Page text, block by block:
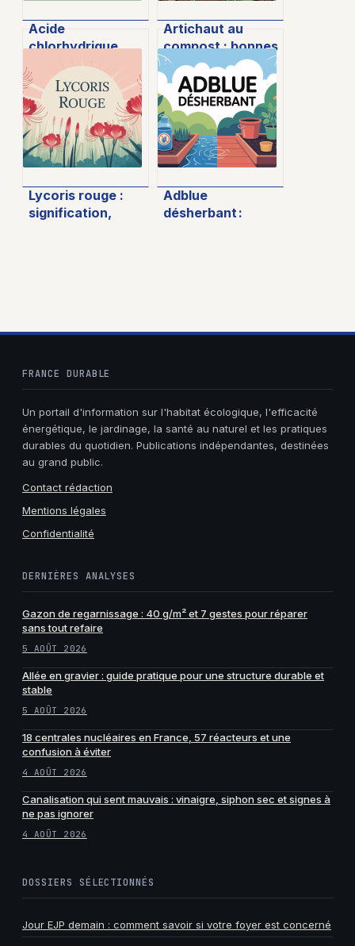
Acide
chlorhydrique
désherbant : ce
qu’il faut vraiment
savoir
Artichaut au
compost : bonnes
pratiques et
astuces efficaces
au jardin
Lycoris rouge :
signification,
Adblue
désherbant :
FRANCE DURABLE
Un portail d'information sur l'habitat écologique, l'efficacité
énergétique, le jardinage, la santé au naturel et les pratiques
durables du quotidien. Publications indépendantes, destinées
au grand public.
Contact rédaction
Mentions légales
Confidentialité
DERNIÈRES ANALYSES
Gazon de regarnissage : 40 g/m² et 7 gestes pour réparer
sans tout refaire
5 AOÛT 2026
Allée en gravier : guide pratique pour une structure durable et
stable
5 AOÛT 2026
18 centrales nucléaires en France, 57 réacteurs et une
confusion à éviter
4 AOÛT 2026
Canalisation qui sent mauvais : vinaigre, siphon sec et signes à
ne pas ignorer
4 AOÛT 2026
DOSSIERS SÉLECTIONNÉS
Jour EJP demain : comment savoir si votre foyer est concerné